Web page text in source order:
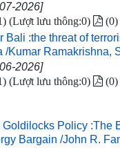
2026]
(Lượt lưu thông:0) (0)
Bali :the threat of
/Kumar Ramakrishna,
2026]
(Lượt lưu thông:0) (0)
Goldilocks Policy :The
Bargain /John R.